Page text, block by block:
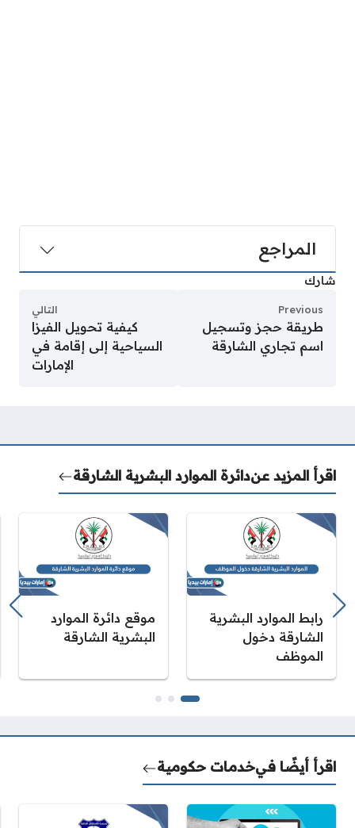
المراجع
شارك
Previous
طريقة حجز وتسجيل
اسم تجاري الشارقة
التالي
كيفية تحويل الفيزا
السياحية إلى إقامة في
الإمارات
اقرأ المزيد عندائرة الموارد البشرية الشارقة
رابط الموارد البشرية
الشارقة دخول
الموظف
موقع دائرة الموارد
البشرية الشارقة
اقرأ أيضًا فيخدمات حكومية